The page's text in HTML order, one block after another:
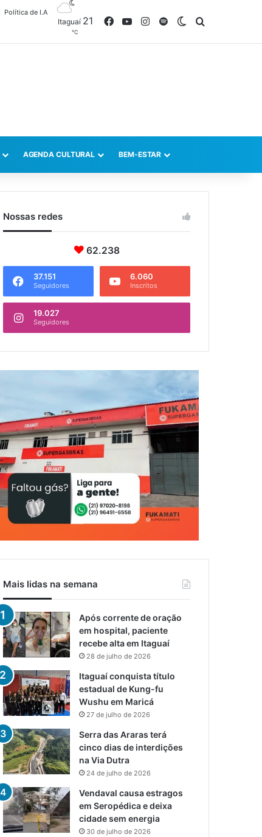
Política de I.A
Itaguaí 21
℃
FacebookYouTubeInstagram
SpotifySwitch skin
AGENDA CULTURAL BEM-ESTAR
Nossas redes
62.238
37.151
Seguidores
6.060
Inscritos
19.027
Seguidores
Mais lidas na semana
Após corrente de oração
em hospital, paciente
recebe alta em Itaguaí
28 de julho de 2026
Itaguaí conquista título
estadual de Kung-fu
Wushu em Maricá
27 de julho de 2026
Serra das Araras terá
cinco dias de interdições
na Via Dutra
24 de julho de 2026
Vendaval causa estragos
em Seropédica e deixa
cidade sem energia
30 de julho de 2026